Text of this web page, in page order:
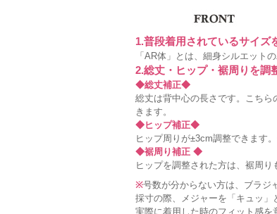
1.普段着用されているサイズ
「AR体」とは、細身シルエット
2.総丈・ヒップ・裾周りを調
◆総丈補正◆
総丈は背中心の長さです。こち
きます。
◆ヒップ補正◆
ヒップ周りが±3cm調整できます
◆裾周り補正 ◆
ヒップを調整された方は、裾周り
※号数が分からない方は、ブラジ
採寸の際、メジャーを「キュッ」
実際に着用した時のフィット感を